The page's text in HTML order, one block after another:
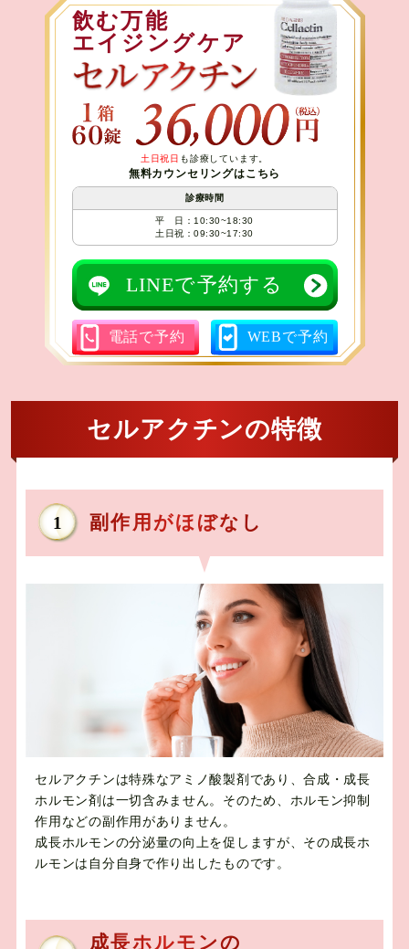
若化に重要な成長ホルモンの分泌を促すことで、若い細
胞を取り戻すことができます。
飲む万能
エイジングケア
土日祝日 も診療しています。
無料カウンセリングはこちら
診療時間
平 日：10:30~18:30
土日祝：09:30~17:30
LINEで予約する
電話で予約 WEBで予約
セルアクチンの特徴
1 副作用がほぼなし
セルアクチンは特殊なアミノ酸製剤であり、合成・成長
ホルモン剤は一切含みません。そのため、ホルモン抑制
作用などの副作用がありません。
成長ホルモンの分泌量の向上を促しますが、その成長ホ
ルモンは自分自身で作り出したものです。
成長ホルモンの